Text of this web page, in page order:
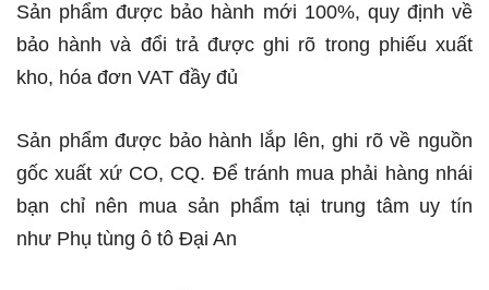
Sản phẩm được bảo hành mới 100%, quy định về
bảo hành và đổi trả được ghi rõ trong phiếu xuất
kho, hóa đơn VAT đầy đủ
Sản phẩm được bảo hành lắp lên, ghi rõ về nguồn
gốc xuất xứ CO, CQ. Để tránh mua phải hàng nhái
bạn chỉ nên mua sản phẩm tại trung tâm uy tín
như Phụ tùng ô tô Đại An